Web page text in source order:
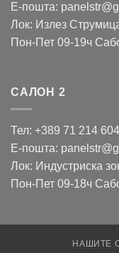
Е-пошта:
Лок: Излез
Пон-Пет 09-19ч
САЛОН 2
Тел: +389 71 214 604
Е-пошта:
Лок: Индустриска
Пон-Пет 09-18ч
НАШИТЕ